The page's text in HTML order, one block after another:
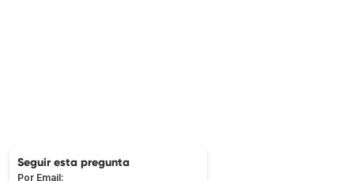
Seguir esta pregunta
Por Email: